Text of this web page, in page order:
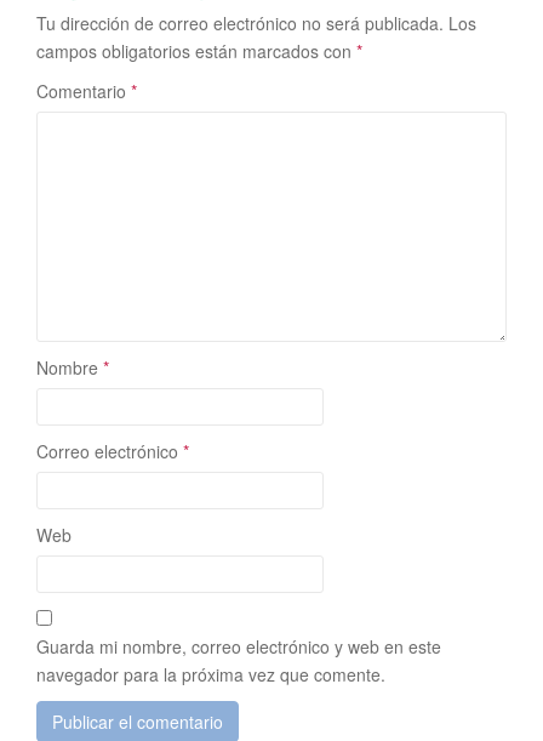
Tu dirección de correo electrónico no será publicada. Los
campos obligatorios están marcados con *
Comentario *
Nombre *
Correo electrónico *
Web
Guarda mi nombre, correo electrónico y web en este
navegador para la próxima vez que comente.